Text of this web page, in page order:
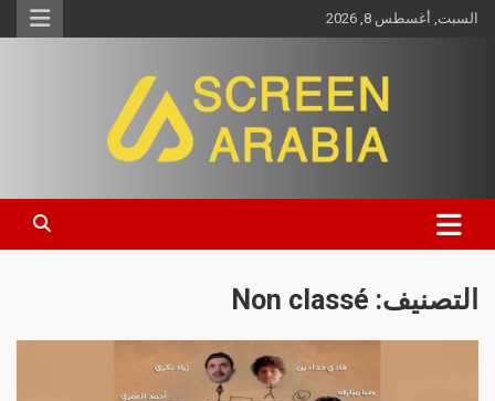
السبت, أغسطس 8, 2026
Screen Arabia
التصنيف: Non classé